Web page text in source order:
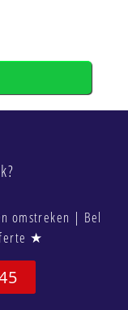
omstreken | Bel
★